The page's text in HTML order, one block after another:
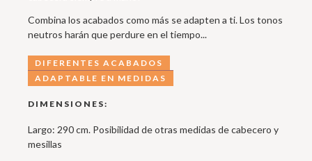
Combina los acabados como más se adapten a ti. Los tonos
neutros harán que perdure en el tiempo...
DIFERENTES ACABADOS
ADAPTABLE EN MEDIDAS
DIMENSIONES:
Largo: 290 cm. Posibilidad de otras medidas de cabecero y
mesillas